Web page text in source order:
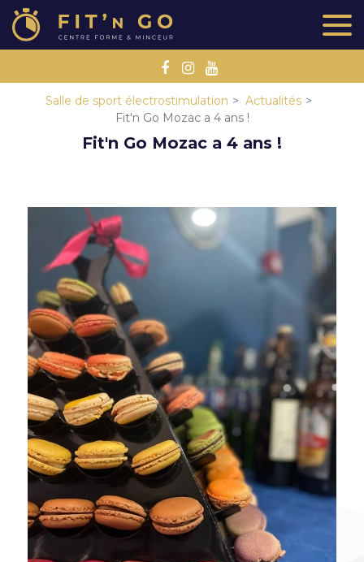
Salle de sport électrostimulation
Actualités
Fit'n Go Mozac a 4 ans !
Fit'n Go Mozac a 4 ans !